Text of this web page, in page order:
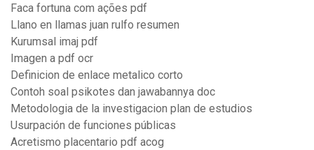
Faca fortuna com ações pdf
Llano en llamas juan rulfo resumen
Kurumsal imaj pdf
Imagen a pdf ocr
Definicion de enlace metalico corto
Contoh soal psikotes dan jawabannya doc
Metodologia de la investigacion plan de estudios
Usurpación de funciones públicas
Acretismo placentario pdf acog